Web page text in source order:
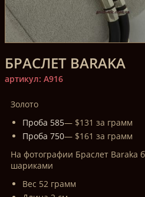
БРАСЛЕТ BARAKA
артикул: A916
Золото
Проба 585— $131 за грамм
Проба 750— $161 за грамм
На фотографии Браслет Baraka
шариками
Вес 52 грамм